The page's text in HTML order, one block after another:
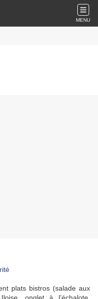
MENU
plats bistros (salade aux